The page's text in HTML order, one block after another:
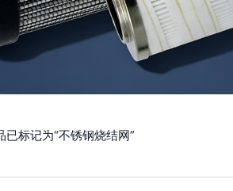
已标记为“不锈钢烧结网”